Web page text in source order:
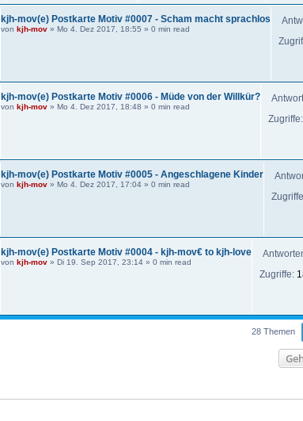
kjh-mov(e) Postkarte Motiv #0007 - Scham macht sprachlos
von kjh-mov» Mo 4. Dez 2017, 18:55 » 0 min read
kjh-mov(e) Postkarte Motiv #0006 - Müde von der Willkür?
von kjh-mov» Mo 4. Dez 2017, 18:48 » 0 min read
Zugriffe:
kjh-mov(e) Postkarte Motiv #0005 - Angeschlagene Kinder
von kjh-mov» Mo 4. Dez 2017, 17:04» 0 min read
kjh-mov(e) Postkarte Motiv #0004 - kjh-mov€ to kjh-love
von kjh-mov» Di 19. Sep 2017, 23:14» 0 min read
Zugriffe:
28 Themen